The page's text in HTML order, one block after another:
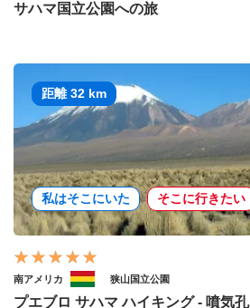
サハマ国立公園への旅
距離 32 km
私はそこにいた そこに行きたい
南アメリカ 狭山国立公園
プエブロ サハマ ハイキング - 噴気孔